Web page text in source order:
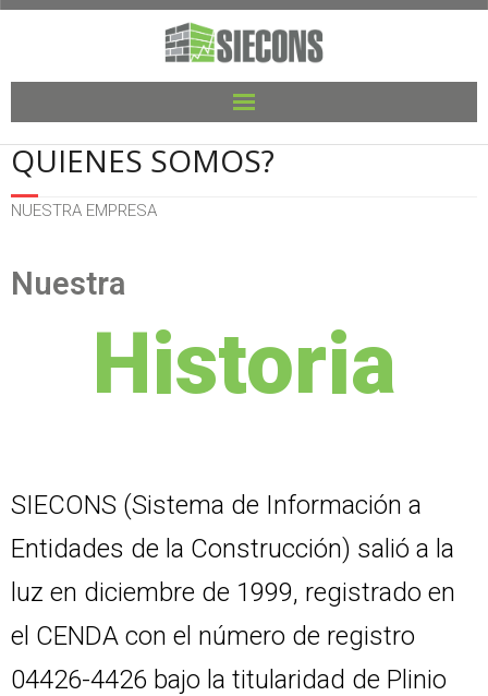
QUIENES SOMOS?
NUESTRA EMPRESA
Nuestra
Historia
SIECONS (Sistema de Información a
Entidades de la Construcción) salió a la
luz en diciembre de 1999, registrado en
el CENDA con el número de registro
04426-4426 bajo la titularidad de Plinio